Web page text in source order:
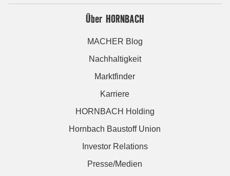
Über HORNBACH
MACHER Blog
Nachhaltigkeit
Marktfinder
Karriere
HORNBACH Holding
Hornbach Baustoff Union
Investor Relations
Presse/Medien